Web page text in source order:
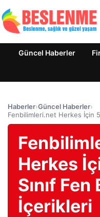
Güncel Haberler
Haberler›Güncel Haberler›
Fenbilimleri.net Herkes İçin
Herkes
Sınıf
İçerikleri